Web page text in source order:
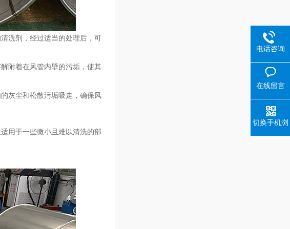
洗剂，经过适当的处理后，可
附着在风管内壁的污垢，使其
灰尘和松散污垢吸走，确保风
用于一些微小且难以清洗的部
电话咨询
在线留言
切换手机浏